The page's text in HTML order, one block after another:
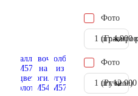
Фото
1 шт.4.900
Фото
(Ручное)
1 шт.